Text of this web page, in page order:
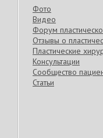
Фото
Видео
Форум
Отзывы о
Пластические
Консультации
Сообщество
Статьи